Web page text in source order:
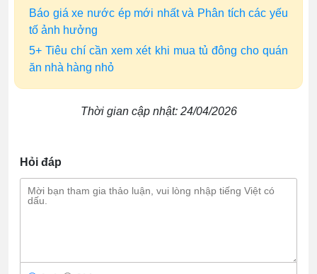
Báo giá xe nước ép mới nhất và Phân tích các yếu
tố ảnh hưởng
5+ Tiêu chí cần xem xét khi mua tủ đông cho quán
ăn nhà hàng nhỏ
Thời gian cập nhật: 24/04/2026
Hỏi đáp